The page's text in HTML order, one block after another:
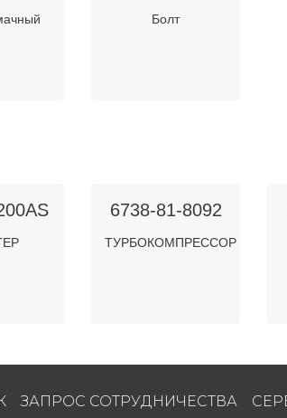
Болт
6738-81-8092
ТУРБОКОМПРЕССОР
ЗАПРОС СОТРУДНИЧЕСТВА